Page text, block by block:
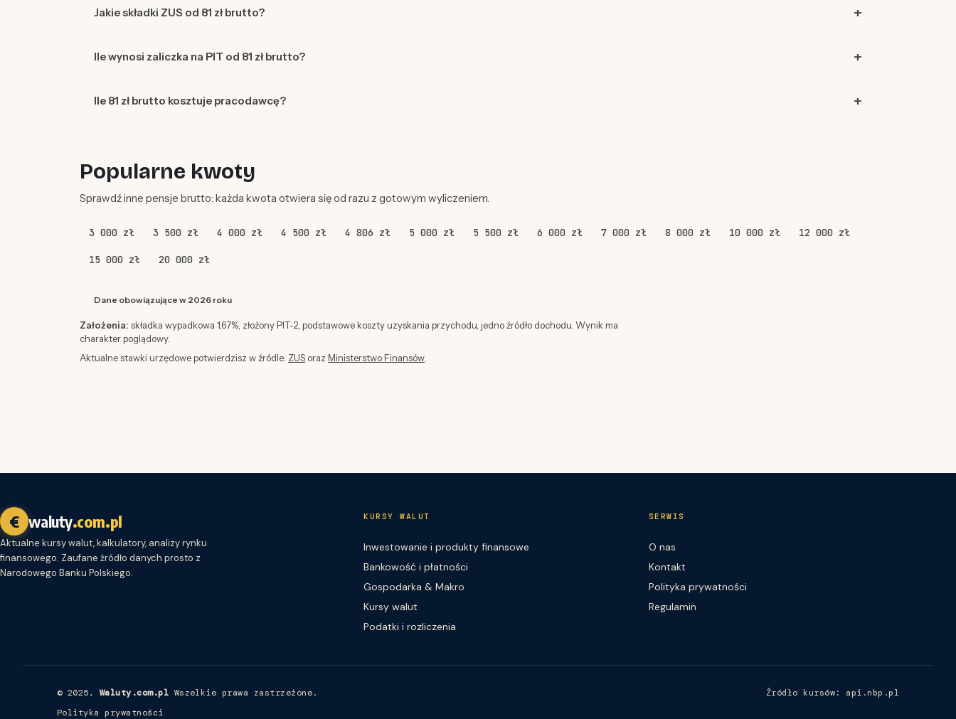
Jakie składki ZUS od 81 zł brutto?
Ile wynosi zaliczka na PIT od 81 zł brutto?
Ile 81 zł brutto kosztuje pracodawcę?
Popularne kwoty
Sprawdź inne pensje brutto: każda kwota otwiera się od razu z gotowym wyliczeniem.
3 000 zł 3 500 zł 4 000 zł 4 500 zł 4 806 zł 5 000 zł 5 500 zł 6 000 zł 7 000 zł 8 000 zł 10 000 zł 12 000 zł
15 000 zł 20 000 zł
Dane obowiązujące w 2026 roku
Założenia: składka wypadkowa 1,67%, złożony PIT-2, podstawowe koszty uzyskania przychodu, jedno źródło dochodu. Wynik ma
charakter poglądowy.
Aktualne stawki urzędowe potwierdzisz w źródle: ZUS oraz Ministerstwo Finansów
€ waluty.com.pl
Aktualne kursy walut, kalkulatory, analizy rynku
finansowego. Zaufane źródło danych prosto z
Narodowego Banku Polskiego.
KURSY WALUT
Inwestowanie i produkty finansowe
Bankowość i płatności
Gospodarka & Makro
Kursy walut
Podatki i rozliczenia
SERWIS
O nas
Kontakt
Polityka prywatności
Regulamin
© 2025, Waluty.com.pl Wszelkie prawa zastrzeżone.
Polityka prywatności
Źródło kursów: api.nbp.pl